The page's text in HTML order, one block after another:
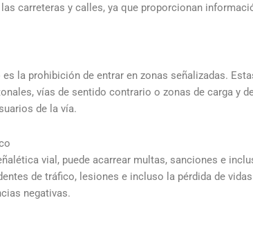
carreteras y calles, ya que proporcionan
la prohibición de entrar en zonas señalizadas.
vías de sentido contrario o zonas de carga y
de la vía.
vial, puede acarrear multas, sanciones e
de tráfico, lesiones e incluso la pérdida de
negativas.